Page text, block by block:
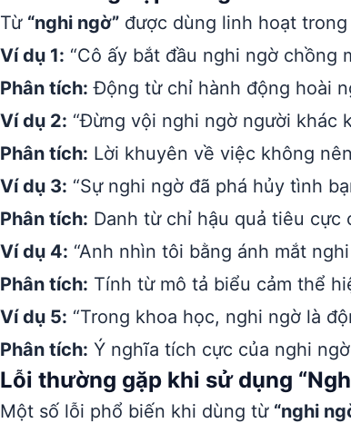
Từ “nghi ngờ” được dùng linh hoạt
Ví dụ 1: “Cô ấy bắt đầu nghi ngờ chồng
Phân tích: Động từ chỉ hành động hoài
Ví dụ 2: “Đừng vội nghi ngờ người khác
Phân tích: Lời khuyên về việc không
Ví dụ 3: “Sự nghi ngờ đã phá hủy tình
Phân tích: Danh từ chỉ hậu quả tiêu
Ví dụ 4: “Anh nhìn tôi bằng ánh mắt nghi
Phân tích: Tính từ mô tả biểu cảm thể
Ví dụ 5: “Trong khoa học, nghi ngờ là
Phân tích: Ý nghĩa tích cực của nghi
Lỗi thường gặp khi sử dụng
Một số lỗi phổ biến khi dùng từ “nghi